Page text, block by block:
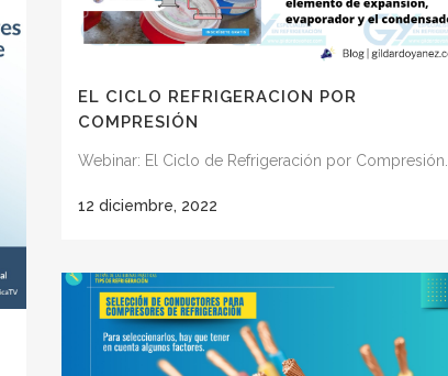
EL CICLO REFRIGERACION POR
COMPRESIÓN
Webinar: El Ciclo de Refrigeración por Compresión.
12 diciembre, 2022